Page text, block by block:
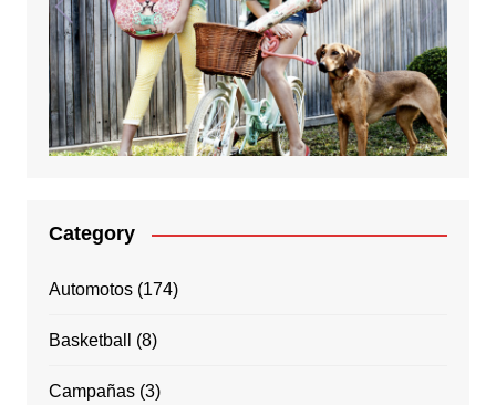
Category
Automotos(174)
Basketball (8)
Campañas(3)